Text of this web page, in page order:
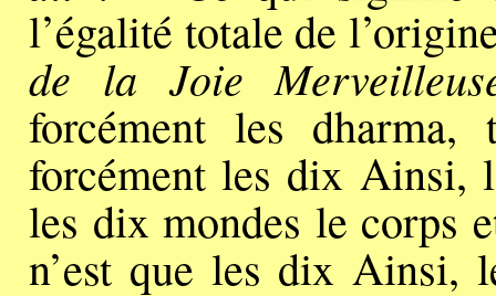
l’égalité totale de
de la Joie
forcément les
forcément les dix Ainsi,
les dix mondes le corps
n’est que les dix Ainsi,